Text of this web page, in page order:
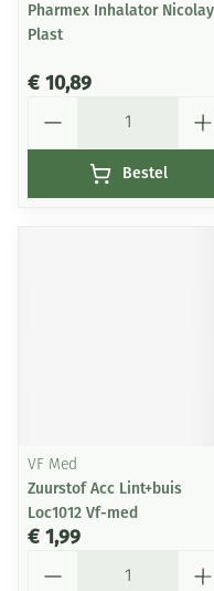
Pharmex Inhalator Nicolay
Plast
€ 10,89
Bestel
VF Med
Zuurstof Acc Lint+buis
Loc1012 Vf-med
€ 1,99